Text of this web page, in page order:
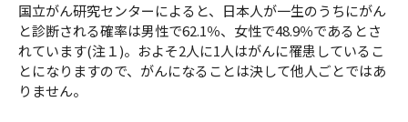
国立がん研究センターによると、日本人が一生のうちにがん
と診断される確率は男性で62.1％、女性で48.9％であるとさ
れています(注１)。およそ2人に1人はがんに罹患しているこ
とになりますので、がんになることは決して他人ごとではあ
りません。